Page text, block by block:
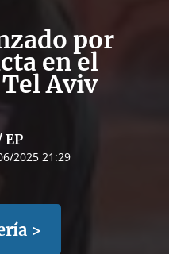
por
en el
Aviv
EP
2025 21:29
>